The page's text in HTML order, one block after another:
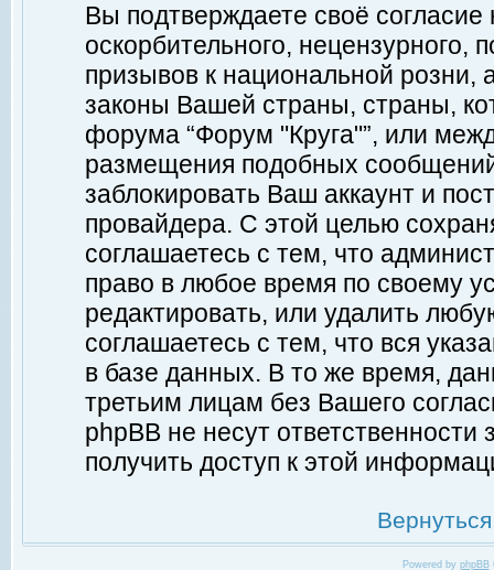
Вы подтверждаете своё
оскорбительного, нецензурного,
призывов к национальной
законы Вашей страны, страны,
форума “Форум "Круга"”, или
размещения подобных
заблокировать Ваш аккаунт и
провайдера. С этой целью
соглашаетесь с тем, что
право в любое время по своему
редактировать, или удалить
соглашаетесь с тем, что вся
в базе данных. В то же время,
третьим лицам без Вашего
phpBB не несут ответственности
получить доступ к этой
Powered by phpBB